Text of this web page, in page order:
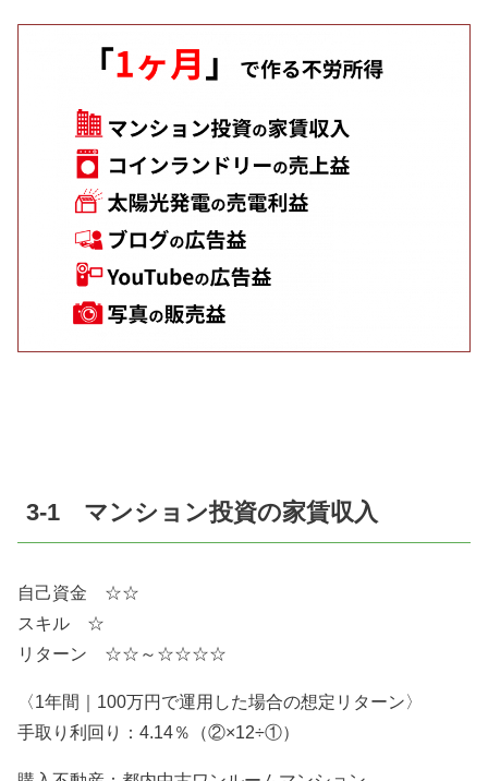
3-1 マンション投資の家賃収入
自己資金 ☆☆
スキル ☆
リターン ☆☆～☆☆☆☆
〈1年間｜100万円で運用した場合の想定リターン〉
手取り利回り：4.14％（②×12÷①）